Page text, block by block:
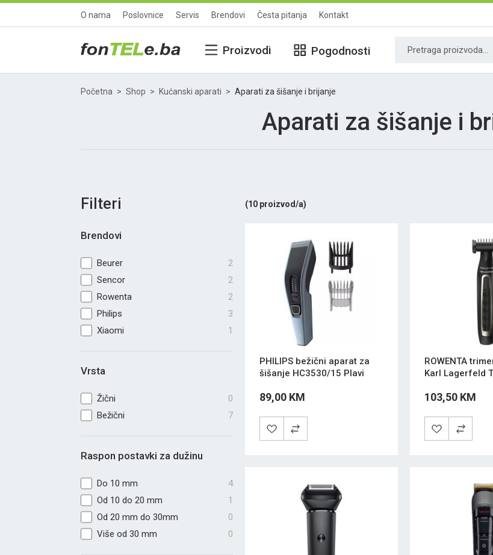
O nama Poslovnice Servis Brendovi Česta pitanja Kontakt
Proizvodi Pogodnosti
Početna Shop Kućanski aparati Aparati za šišanje i brijanje
Aparati za šišanje i
Filteri
Brendovi
Beurer
2
Sencor
2
Rowenta
2
Philips
3
Xiaomi
1
Vrsta
Žični
0
Bežični
7
Raspon postavki za dužinu
Do 10 mm
4
Od 10 do 20 mm
1
Od 20 mm do 30mm
0
Više od 30 mm
0
(10proizvod/a)
PHILIPS bežični aparat za
šišanje HC3530/15 Plavi
89,00 KM
ROWENTA
Karl Lagerfeld
103,50 KM